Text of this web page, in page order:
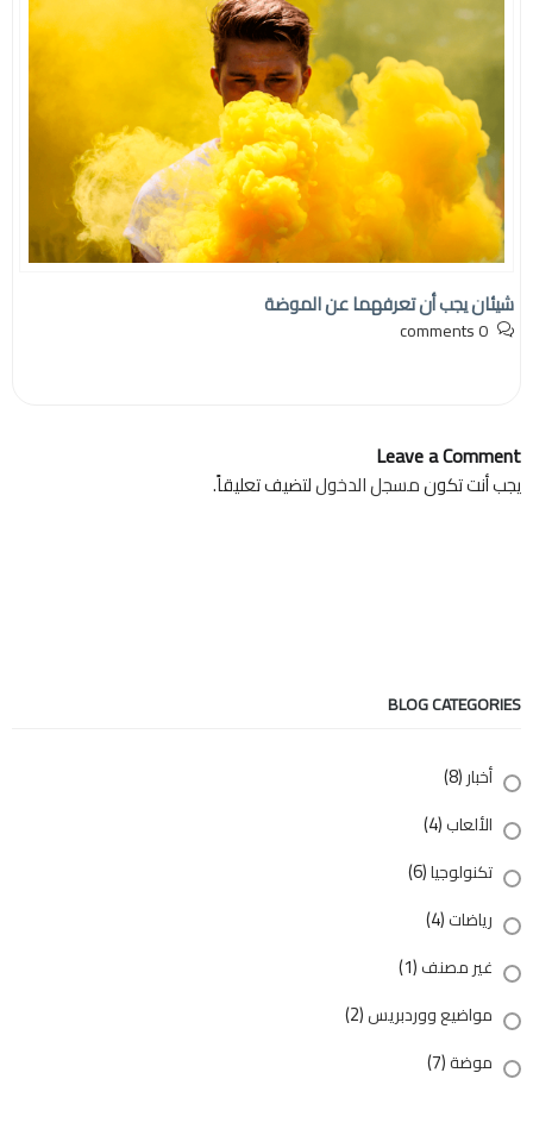
شيئان يجب أن تعرفهما عن الموضة
0 comments
Leave a Comment
يجب أنت تكونمسجل الدخوللتضيف تعليقاً.
BLOG CATEGORIES
أخبار(8)
الألعاب(4)
تكنولوجيا(6)
رياضات(4)
غير مصنف(1)
مواضيع ووردبريس(2)
موضة(7)